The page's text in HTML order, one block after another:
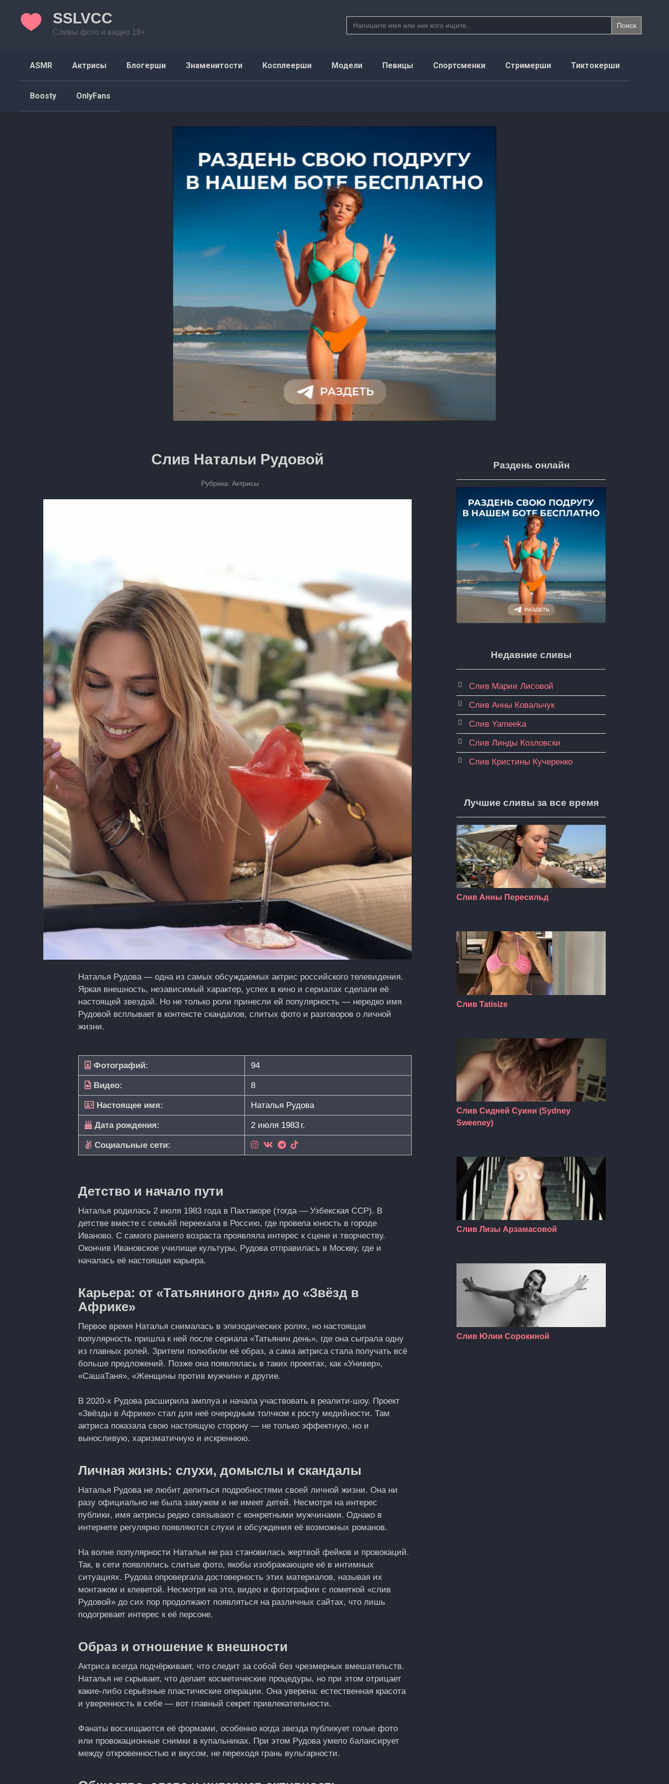
контенту
SSLVCC
Сливы фото и видео 18+
Search
for:
ASMR Актрисы Блогерши Знаменитости Косплеерши Модели Певицы Спортсменки Стримерши Тиктокерши
Boosty OnlyFans
Слив Натальи Рудовой
Рубрика: Актрисы
Наталья Рудова — одна из самых обсуждаемых актрис российского телевидения.
Яркая внешность, независимый характер, успех в кино и сериалах сделали её
настоящей звездой. Но не только роли принесли ей популярность — нередко имя
Рудовой всплывает в контексте скандалов, слитых фото и разговоров о личной
жизни.
Фотографий: 94
Видео: 8
Настоящее имя: Наталья Рудова
Дата рождения: 2 июля 1983 г.
Социальные сети:
Детство и начало пути
Наталья родилась 2 июля 1983 года в Пахтакоре (тогда — Узбекская ССР). В
детстве вместе с семьёй переехала в Россию, где провела юность в городе
Иваново. С самого раннего возраста проявляла интерес к сцене и творчеству.
Окончив Ивановское училище культуры, Рудова отправилась в Москву, где и
началась её настоящая карьера.
Карьера: от «Татьяниного дня» до «Звёзд в
Африке»
Первое время Наталья снималась в эпизодических ролях, но настоящая
популярность пришла к ней после сериала «Татьянин день», где она сыграла одну
из главных ролей. Зрители полюбили её образ, а сама актриса стала получать всё
больше предложений. Позже она появлялась в таких проектах, как «Универ»,
«СашаТаня», «Женщины против мужчин» и другие.
В 2020-х Рудова расширила амплуа и начала участвовать в реалити-шоу. Проект
«Звёзды в Африке» стал для неё очередным толчком к росту медийности. Там
актриса показала свою настоящую сторону — не только эффектную, но и
выносливую, харизматичную и искреннюю.
Личная жизнь: слухи, домыслы и скандалы
Наталья Рудова не любит делиться подробностями своей личной жизни. Она ни
разу официально не была замужем и не имеет детей. Несмотря на интерес
публики, имя актрисы редко связывают с конкретными мужчинами. Однако в
интернете регулярно появляются слухи и обсуждения её возможных романов.
На волне популярности Наталья не раз становилась жертвой фейков и провокаций.
Так, в сети появлялись слитые фото, якобы изображающие её в интимных
ситуациях. Рудова опровергала достоверность этих материалов, называя их
монтажом и клеветой. Несмотря на это, видео и фотографии с пометкой «слив
Рудовой» до сих пор продолжают появляться на различных сайтах, что лишь
подогревает интерес к её персоне.
Образ и отношение к внешности
Актриса всегда подчёркивает, что следит за собой без чрезмерных вмешательств.
Наталья не скрывает, что делает косметические процедуры, но при этом отрицает
какие-либо серьёзные пластические операции. Она уверена: естественная красота
и уверенность в себе — вот главный секрет привлекательности.
Фанаты восхищаются её формами, особенно когда звезда публикует голые фото
или провокационные снимки в купальниках. При этом Рудова умело балансирует
между откровенностью и вкусом, не переходя грань вульгарности.
Раздень онлайн
Недавние сливы
Слив Марии Лисовой
Слив Анны Ковальчук
Слив Yameeka
Слив Линды Козловски
Слив Кристины Кучеренко
Лучшие сливы за все время
Слив Анны Пересильд
Слив Tatisize
Слив Сидней Суини (Sydney
Sweeney)
Слив Лизы Арзамасовой
Слив Юлии Сорокиной